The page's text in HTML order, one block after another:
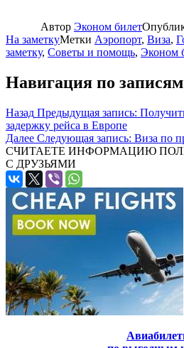
Автор Эконом билет
На заметкуМетки Аэропорт, Виза,
заметку, Советы и помощь, Эконом
Навигация по записям
Назад Предыдущая запись:
задержку рейса в Европе
Далее Следующая запись: Виза по
СЧИТАЕТЕ ИНФОРМАЦИЮ
С ДРУЗЬЯМИ